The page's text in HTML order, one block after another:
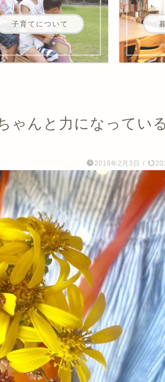
子育てについて
ゃんと力になってい
2019年2月3日 /